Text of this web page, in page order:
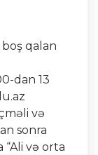
qalan
dan 13
və
sonra
“Ali və orta